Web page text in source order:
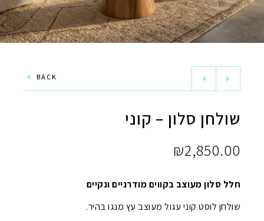
BACK
שולחן סלון – קוני
₪2,850.00
חלל סלון מעוצב בקווים מודרניים ונקיים
שולחן לוסט קוני עגול מעוצב עץ מנגו בהיר.